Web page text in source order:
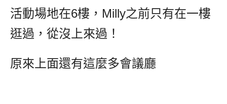
活動場地在6樓，Milly之前只有在一樓
逛過，從沒上來過！
原來上面還有這麼多會議廳